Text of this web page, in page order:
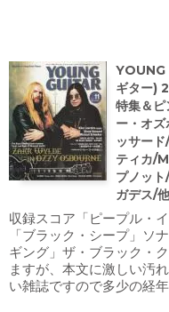
YOUNG
ギター)
特集＆
ー・オ
ッサー
ティカ/
プノッ
ガデス/他
収録スコア「ピープル・
「ブラック・シープ」ソ
ギング」ザ・ブラック・
ますが、本文に激しい汚
い雑誌ですので多少の経